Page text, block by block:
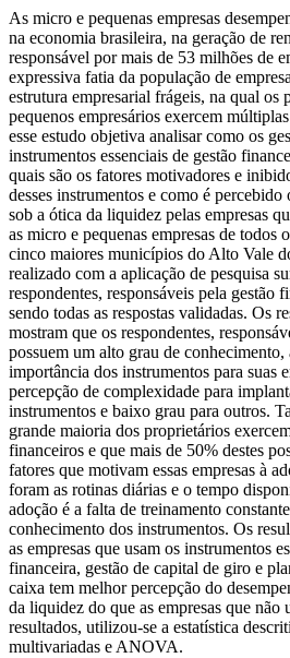
As micro e pequenas empresas
na economia brasileira, na geração de
responsável por mais de 53 milhões de
expressiva fatia da população de
estrutura empresarial frágeis, na qual os
pequenos empresários exercem
esse estudo objetiva analisar como os
instrumentos essenciais de gestão
quais são os fatores motivadores e
desses instrumentos e como é
sob a ótica da liquidez pelas empresas
as micro e pequenas empresas de todos
cinco maiores municípios do Alto Vale
realizado com a aplicação de pesquisa
respondentes, responsáveis pela gestão
sendo todas as respostas validadas. Os
mostram que os respondentes,
possuem um alto grau de
importância dos instrumentos para suas
percepção de complexidade para
instrumentos e baixo grau para outros.
grande maioria dos proprietários
financeiros e que mais de 50% destes
fatores que motivam essas empresas à
foram as rotinas diárias e o tempo
adoção é a falta de treinamento
conhecimento dos instrumentos. Os
as empresas que usam os instrumentos
financeira, gestão de capital de giro e
caixa tem melhor percepção do
da liquidez do que as empresas que não
resultados, utilizou-se a estatística
multivariadas e ANOVA.